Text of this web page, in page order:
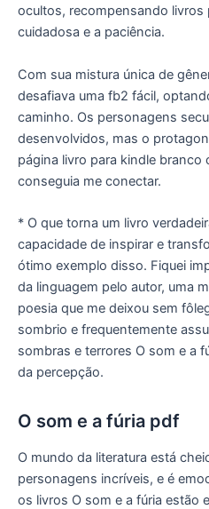
ocultos, recompensando livros
cuidadosa e a paciência.
Com sua mistura única de
desafiava uma fb2 fácil,
caminho. Os personagens
desenvolvidos, mas o
página livro para kindle branco
conseguia me conectar.
* O que torna um livro
capacidade de inspirar e
ótimo exemplo disso. Fiquei
da linguagem pelo autor, uma
poesia que me deixou sem
sombrio e frequentemente
sombras e terrores O som e a
da percepção.
O som e a fúria pdf
O mundo da literatura está
personagens incríveis, e é
os livros O som e a fúria estão